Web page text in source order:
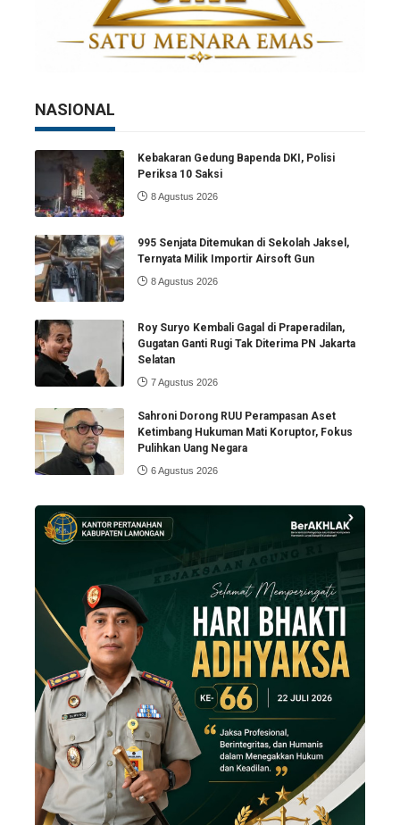
NASIONAL
Kebakaran Gedung Bapenda DKI, Polisi
Periksa 10 Saksi
8 Agustus 2026
995 Senjata Ditemukan di Sekolah Jaksel,
Ternyata Milik Importir Airsoft Gun
8 Agustus 2026
Roy Suryo Kembali Gagal di Praperadilan,
Gugatan Ganti Rugi Tak Diterima PN Jakarta
Selatan
7 Agustus 2026
Sahroni Dorong RUU Perampasan Aset
Ketimbang Hukuman Mati Koruptor, Fokus
Pulihkan Uang Negara
6 Agustus 2026